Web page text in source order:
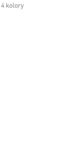
4 kolory